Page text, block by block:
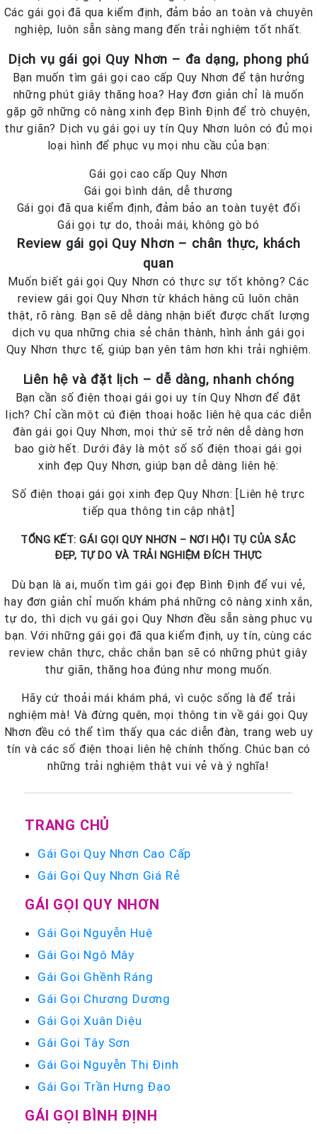
Các gái gọi đã qua kiểm định, đảm bảo an toàn và chuyên
nghiệp, luôn sẵn sàng mang đến trải nghiệm tốt nhất.
Dịch vụ gái gọi Quy Nhơn – đa dạng, phong phú
Bạn muốn tìm gái gọi cao cấp Quy Nhơn để tận hưởng
những phút giây thăng hoa? Hay đơn giản chỉ là muốn
gặp gỡ những cô nàng xinh đẹp Bình Định để trò chuyện,
thư giãn? Dịch vụ gái gọi uy tín Quy Nhơn luôn có đủ mọi
loại hình để phục vụ mọi nhu cầu của bạn:
Gái gọi cao cấp Quy Nhơn
Gái gọi bình dân, dễ thương
Gái gọi đã qua kiểm định, đảm bảo an toàn tuyệt đối
Gái gọi tự do, thoải mái, không gò bó
Review gái gọi Quy Nhơn – chân thực, khách
quan
Muốn biết gái gọi Quy Nhơn có thực sự tốt không? Các
review gái gọi Quy Nhơn từ khách hàng cũ luôn chân
thật, rõ ràng. Bạn sẽ dễ dàng nhận biết được chất lượng
dịch vụ qua những chia sẻ chân thành, hình ảnh gái gọi
Quy Nhơn thực tế, giúp bạn yên tâm hơn khi trải nghiệm.
Liên hệ và đặt lịch – dễ dàng, nhanh chóng
Bạn cần số điện thoại gái gọi uy tín Quy Nhơn để đặt
lịch? Chỉ cần một cú điện thoại hoặc liên hệ qua các diễn
đàn gái gọi Quy Nhơn, mọi thứ sẽ trở nên dễ dàng hơn
bao giờ hết. Dưới đây là một số số điện thoại gái gọi
xinh đẹp Quy Nhơn, giúp bạn dễ dàng liên hệ:
Số điện thoại gái gọi xinh đẹp Quy Nhơn: [Liên hệ trực
tiếp qua thông tin cập nhật]
TỔNG KẾT: GÁI GỌI QUY NHƠN – NƠI HỘI TỤ CỦA SẮC
ĐẸP, TỰ DO VÀ TRẢI NGHIỆM ĐÍCH THỰC
Dù bạn là ai, muốn tìm gái gọi đẹp Bình Định để vui vẻ,
hay đơn giản chỉ muốn khám phá những cô nàng xinh xắn,
tự do, thì dịch vụ gái gọi Quy Nhơn đều sẵn sàng phục vụ
bạn. Với những gái gọi đã qua kiểm định, uy tín, cùng các
review chân thực, chắc chắn bạn sẽ có những phút giây
thư giãn, thăng hoa đúng như mong muốn.
Hãy cứ thoải mái khám phá, vì cuộc sống là để trải
nghiệm mà! Và đừng quên, mọi thông tin về gái gọi Quy
Nhơn đều có thể tìm thấy qua các diễn đàn, trang web uy
tín và các số điện thoại liên hệ chính thống. Chúc bạn có
những trải nghiệm thật vui vẻ và ý nghĩa!
TRANG CHỦ
Gái Gọi Quy Nhơn Cao Cấp
Gái Gọi Quy Nhơn Giá Rẻ
GÁI GỌI QUY NHƠN
Gái Gọi Nguyễn Huệ
Gái Gọi Ngô Mây
Gái Gọi Ghềnh Ráng
Gái Gọi Chương Dương
Gái Gọi Xuân Diệu
Gái Gọi Tây Sơn
Gái Gọi Nguyễn Thị Định
Gái Gọi Trần Hưng Đạo
GÁI GỌI BÌNH ĐỊNH